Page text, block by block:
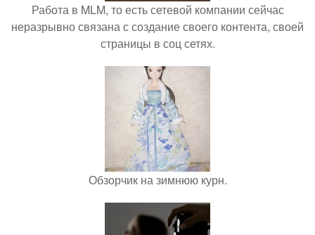
Работа в MLM, то есть сетевой компании сейчас
неразрывно связана с создание своего контента, своей
страницы в соц сетях.
Обзорчик на зимнюю курн.